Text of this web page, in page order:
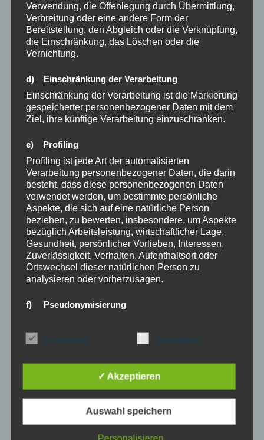
Mai 2026
März 2026
Dezember 2025
Oktober 2025
November 2024
August 2024
Juli 2024
Mai 2023
März 2023
Oktober 2022
August 2022
Februar 2022
Januar 2022
2 Jahre
Verwendung, die Offenlegung durch Übermittlung,
Verbreitung oder eine andere Form der
Bereitstellung, den Abgleich oder die Verknüpfung,
die Einschränkung, das Löschen oder die
Vernichtung.
d) Einschränkung der Verarbeitung
Einschränkung der Verarbeitung ist die Markierung
gespeicherter personenbezogener Daten mit dem
Ziel, ihre künftige Verarbeitung einzuschränken.
e) Profiling
Profiling ist jede Art der automatisierten
Verarbeitung personenbezogener Daten, die darin
besteht, dass diese personenbezogenen Daten
verwendet werden, um bestimmte persönliche
Aspekte, die sich auf eine natürliche Person
beziehen, zu bewerten, insbesondere, um Aspekte
bezüglich Arbeitsleistung, wirtschaftlicher Lage,
Gesundheit, persönlicher Vorlieben, Interessen,
Zuverlässigkeit, Verhalten, Aufenthaltsort oder
Ortswechsel dieser natürlichen Person zu
analysieren oder vorherzusagen.
f) Pseudonymisierung
personenbezogener Daten in einer Weise, auf
welche die personenbezogenen Daten ohne
zugeordnet werden können, sofern diese
zusätzlichen Informationen gesondert aufbewahrt
Maßnahmen unterliegen, die gewährleisten, dass
die personenbezogenen Daten nicht einer
✓ Akzeptieren
Auswahl speichern